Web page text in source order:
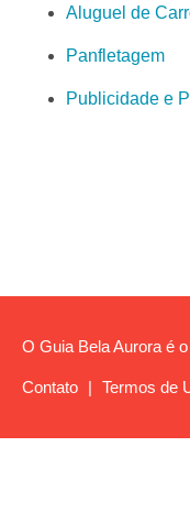
Aluguel de
Panfletagem
Publicidade e
O Guia Bela Aurora é
Contato | Termos de